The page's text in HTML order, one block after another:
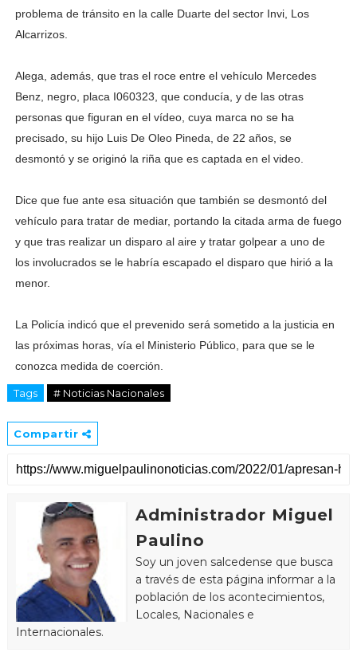
problema de tránsito en la calle Duarte del sector Invi, Los
Alcarrizos.
Alega, además, que tras el roce entre el vehículo Mercedes
Benz, negro, placa I060323, que conducía, y de las otras
personas que figuran en el vídeo, cuya marca no se ha
precisado, su hijo Luis De Oleo Pineda, de 22 años, se
desmontó y se originó la riña que es captada en el video.
Dice que fue ante esa situación que también se desmontó del
vehículo para tratar de mediar, portando la citada arma de fuego
y que tras realizar un disparo al aire y tratar golpear a uno de
los involucrados se le habría escapado el disparo que hirió a la
menor.
La Policía indicó que el prevenido será sometido a la justicia en
las próximas horas, vía el Ministerio Público, para que se le
conozca medida de coerción.
Tags # Noticias Nacionales
Compartir
Administrador Miguel
Paulino
Soy un joven salcedense que busca
a través de esta página informar a la
población de los acontecimientos,
Locales, Nacionales e
Internacionales.